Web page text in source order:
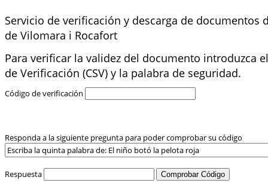
Servicio de verificación y descarga de documentos
de Vilomara i Rocafort
Para verificar la validez del documento introduzca
de Verificación (CSV) y la palabra de seguridad.
Código de verificación
Responda a la siguiente pregunta para poder comprobar su código
Respuesta